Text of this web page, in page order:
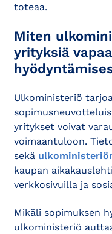
toteaa.
Miten
yrityksiä
Ulkoministeriö
yritykset voivat
voimaantuloon.
sekä
kaupan aikakauslehti
verkkosivuilla ja
Mikäli sopimuksen
ulkoministeriö